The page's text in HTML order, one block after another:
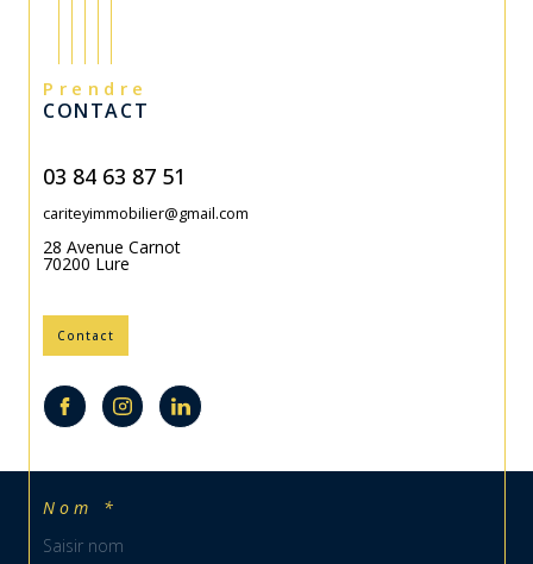
Nom *
Prendre
CONTACT
03 84 63 87 51
cariteyimmobilier@gmail.com
28 Avenue Carnot
70200 Lure
Contact